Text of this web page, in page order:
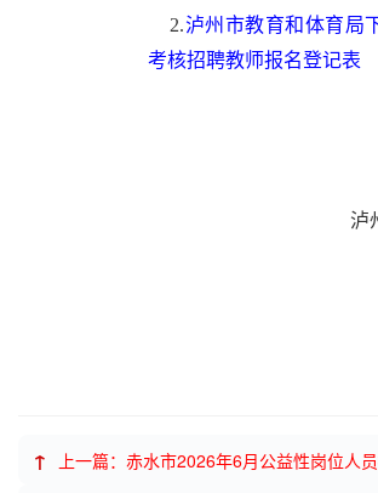
2.泸州市教育和体育局
考核招聘教师报名登记表
泸
↑ 上一篇：赤水市2026年6月公益性岗位人